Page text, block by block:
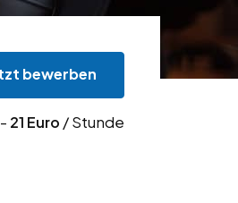
bewerben
- 21 Euro / Stunde